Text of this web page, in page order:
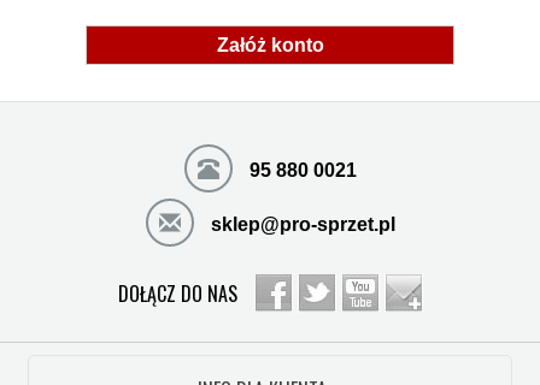
Załóż konto
95 880 0021
sklep@pro-sprzet.pl
DOŁĄCZ DO NAS